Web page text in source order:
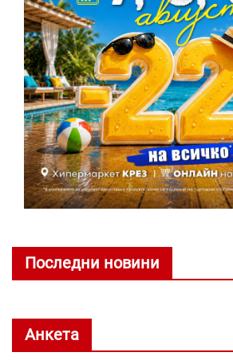
Последни новини
Анкета